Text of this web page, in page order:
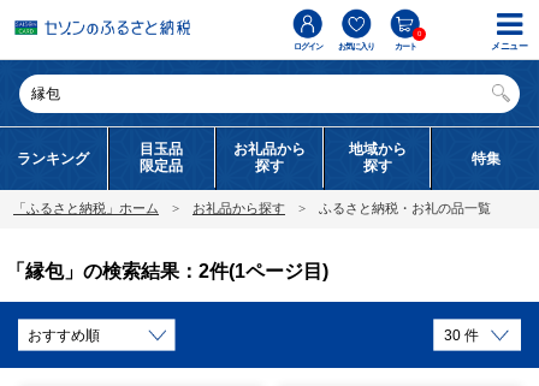
ログイン お気に入り カート
0
ランキング
目玉品
限定品
お礼品から
探す
地域から
探す
特集
「ふるさと納税」ホーム お礼品から探す ふるさと納税・お礼の品一覧
「縁包」の検索結果：2件(1ページ目)
メニュー